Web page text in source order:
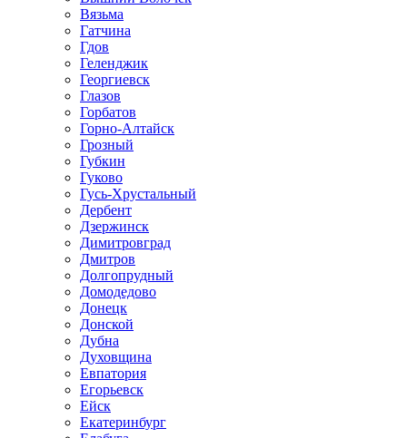
Вязьма
Гатчина
Гдов
Геленджик
Георгиевск
Глазов
Горбатов
Горно-Алтайск
Грозный
Губкин
Гуково
Гусь-Хрустальный
Дербент
Дзержинск
Димитровград
Дмитров
Долгопрудный
Домодедово
Донецк
Донской
Дубна
Духовщина
Евпатория
Егорьевск
Ейск
Екатеринбург